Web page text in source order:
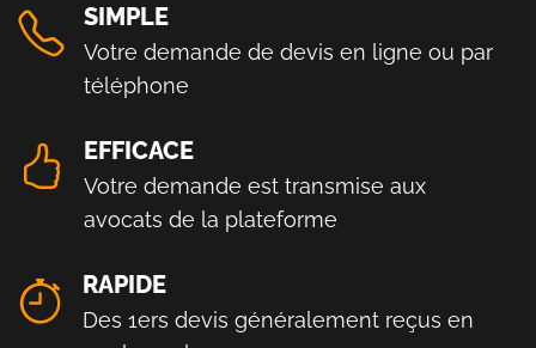
SIMPLE
Votre demande de devis en ligne ou par
téléphone
EFFICACE
Votre demande est transmise aux
avocats de la plateforme
RAPIDE
Des 1ers devis généralement reçus en